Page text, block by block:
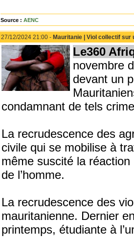
Source : AENC
27/12/2024 21:00 - Mauritanie | Viol collectif sur
Le360
novembre
devant un
condamnant de tels
La recrudescence des
civile qui se mobilise à
même suscité la
de l’homme.
La recrudescence des
mauritanienne. Dernier
printemps, étudiante à